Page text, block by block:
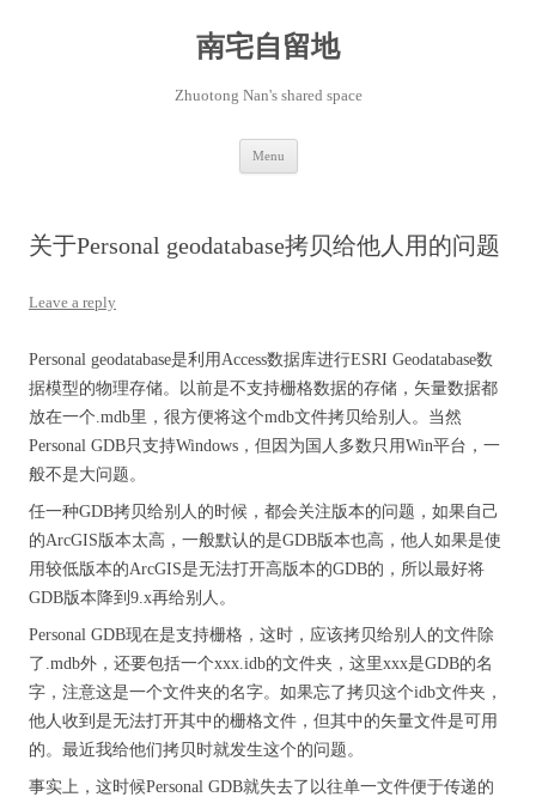
南宅自留地
Zhuotong Nan's shared space
Menu
关于Personal geodatabase拷贝给他人用的问题
Leave a reply
Personal geodatabase是利用Access数据库进行ESRI Geodatabase数
据模型的物理存储。以前是不支持栅格数据的存储，矢量数据都
放在一个.mdb里，很方便将这个mdb文件拷贝给别人。当然
Personal GDB只支持Windows，但因为国人多数只用Win平台，一
般不是大问题。
任一种GDB拷贝给别人的时候，都会关注版本的问题，如果自己
的ArcGIS版本太高，一般默认的是GDB版本也高，他人如果是使
用较低版本的ArcGIS是无法打开高版本的GDB的，所以最好将
GDB版本降到9.x再给别人。
Personal GDB现在是支持栅格，这时，应该拷贝给别人的文件除
了.mdb外，还要包括一个xxx.idb的文件夹，这里xxx是GDB的名
字，注意这是一个文件夹的名字。如果忘了拷贝这个idb文件夹，
他人收到是无法打开其中的栅格文件，但其中的矢量文件是可用
的。最近我给他们拷贝时就发生这个的问题。
事实上，这时候Personal GDB就失去了以往单一文件便于传递的